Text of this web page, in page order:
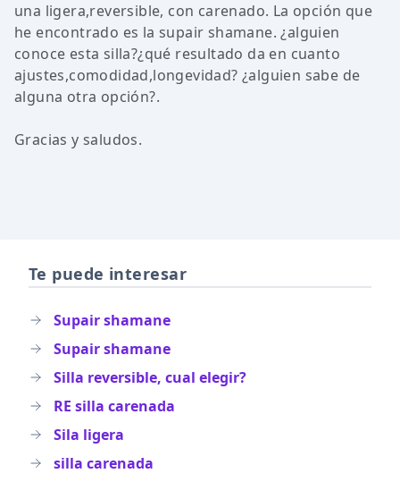
una ligera,reversible, con carenado. La opción que
he encontrado es la supair shamane. ¿alguien
conoce esta silla?¿qué resultado da en cuanto
ajustes,comodidad,longevidad? ¿alguien sabe de
alguna otra opción?.
Gracias y saludos.
Te puede interesar
Supair shamane
Supair shamane
Silla reversible, cual elegir?
RE silla carenada
Sila ligera
silla carenada